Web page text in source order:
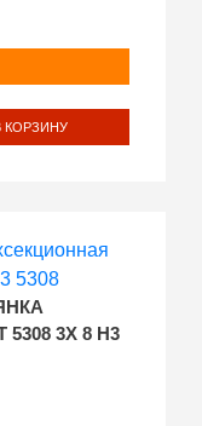
КОРЗИНУ
3Х 8 H3